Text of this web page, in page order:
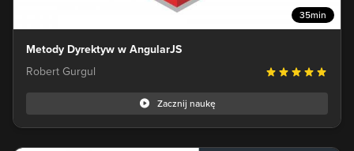
35min
Metody Dyrektyw w AngularJS
Robert Gurgul
Zacznij naukę